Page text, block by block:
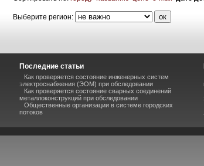
Выберите регион:
Последние статьи
Как проверяется состояние инженерных систем
электроснабжения (ЭОМ) при обследовании
Как проверяется состояние сварных соединений
металлоконструкций при обследовании
Общественные организации в системе городских
потоков